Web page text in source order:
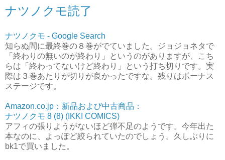
ナツノクモ読了
ナツノクモ - Google Search
知らぬ間に最終巻の８巻がでていました。ジョジョネタで
「終わりの無いのが終わり」というのがありますが、こち
らは「終わってないけど終わり」という打ち切りです。実
際は３巻あたりが切りが良かったですな。残りはボーナス
ステージです。
Amazon.co.jp：新品および中古商品：
ナツノクモ 8 (8) (IKKI COMICS)
アフィの張りようがないほど弾不足のようです。今年出た
本なのに、よっぽど絞られていたのでしょう。久しぶりに
bk1で買いました。